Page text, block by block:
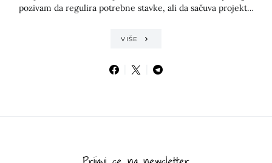
pozivam da regulira potrebne stavke, ali da sačuva projekt…
VIŠE